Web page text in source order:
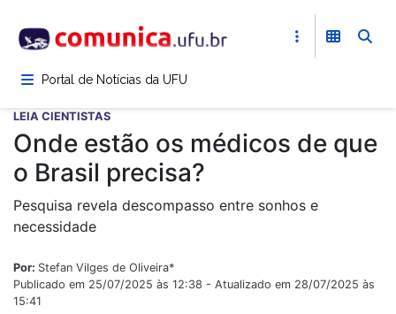
para
conteúdoPortal de Notícias da UFU
LEIA CIENTISTAS
Onde estão os médicos de que
o Brasil precisa?
Pesquisa revela descompasso entre sonhos e
necessidade
Por: Stefan Vilges de Oliveira*
Publicado em 25/07/2025 às 12:38 - Atualizado em 28/07/2025 às
15:41